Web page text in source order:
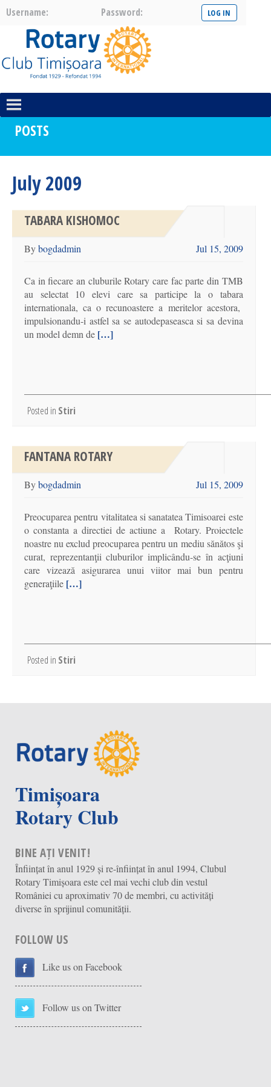
Username: Password:
POSTS
July 2009
TABARA KISHOMOC
Bybogdadmin Jul 15, 2009
Ca in fiecare an cluburile Rotary care fac parte din TMB
au selectat 10 elevi care sa participe la o tabara
internationala, ca o recunoastere a meritelor acestora,
impulsionandu-i astfel sa se autodepaseasca si sa devina
un model demn de […]
Posted in Stiri
FANTANA ROTARY
Bybogdadmin Jul 15, 2009
Preocuparea pentru vitalitatea si sanatatea Timisoarei este
o constanta a directiei de actiune a Rotary. Proiectele
noastre nu exclud preocuparea pentru un mediu sănătos şi
curat, reprezentanţii cluburilor implicându-se în acţiuni
care vizează asigurarea unui viitor mai bun pentru
generaţiile […]
Posted in Stiri
Timișoara
Rotary Club
BINE AȚI VENIT!
Înființat în anul 1929 și re-înființat în anul 1994, Clubul
Rotary Timișoara este cel mai vechi club din vestul
României cu aproximativ 70 de membri, cu activități
diverse în sprijinul comunității.
FOLLOW US
Like us on Facebook
Follow us on Twitter